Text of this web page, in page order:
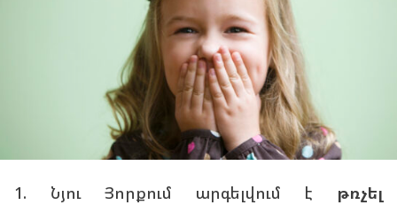
1. Նյու Յորքում արգելվում է թռչել